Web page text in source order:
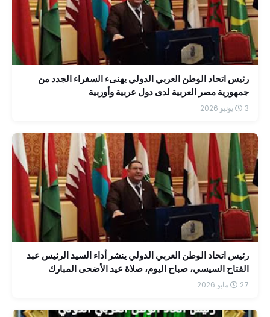
رئيس اتحاد الوطن العربي الدولي يهنىء السفراء الجدد من
جمهورية مصر العربية لدى دول عربية وأوربية
3 يونيو 2026
رئيس اتحاد الوطن العربي الدولي ينشر أداء السيد الرئيس عبد
الفتاح السيسي، صباح اليوم، صلاة عيد الأضحى المبارك
بمسجد الرحمن الرحيم بمقر القيادة الاستراتيجية بالعاصمة
27 مايو 2026